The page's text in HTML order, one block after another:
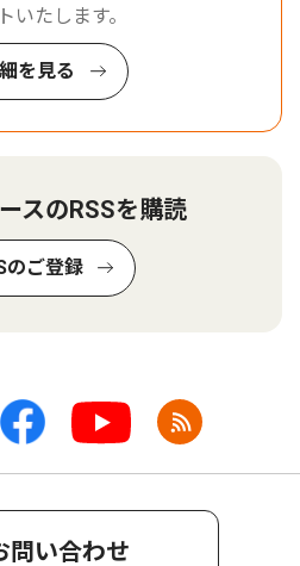
いたします。
を見る
スのRSSを購読
のご登録
問い合わせ